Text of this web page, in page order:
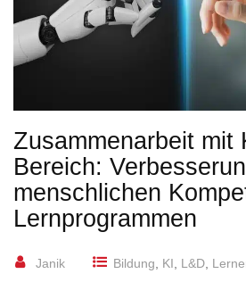
Zusammenarbeit mit
Bereich:
menschlichen
Lernprogrammen
Janik Bildung KI L&D